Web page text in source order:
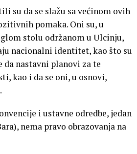
su da se slažu sa većinom ovih
pomaka. Oni su, u
stolu održanom u Ulcinju,
nacionalni identitet, kao što su
nastavni planovi za te
kao i da se oni, u osnovi,
i ustavne odredbe, jedan
nema pravo obrazovanja na